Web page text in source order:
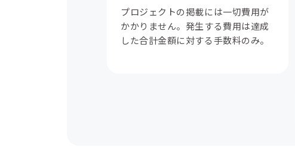
プロジェクトの掲載には一切費用が
かかりません。発生する費用は達成
した合計金額に対する手数料のみ。